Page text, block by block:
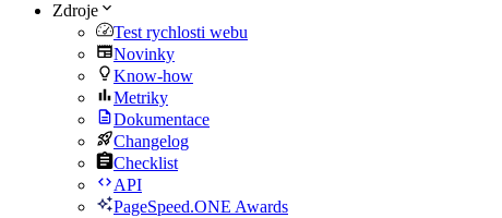
Zdroje
Test rychlosti webu
Novinky
Know-how
Metriky
Dokumentace
Changelog
Checklist
API
PageSpeed.ONE Awards